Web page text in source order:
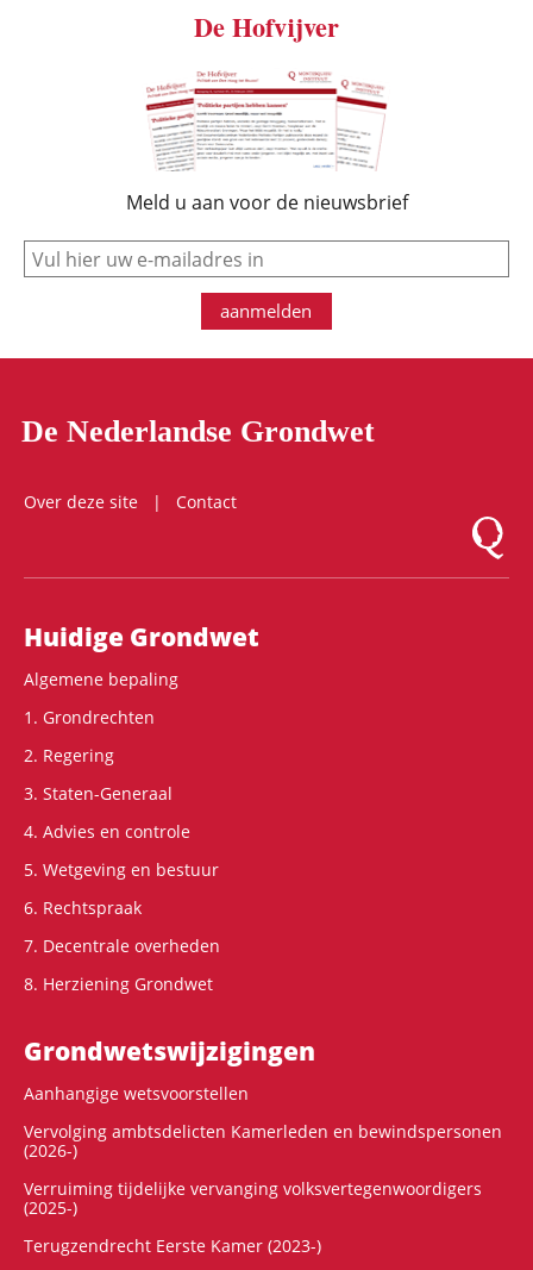
De Hofvijver
Meld u aan voor de nieuwsbrief
e-mail
aanmelden
De Nederlandse Grondwet
Over deze site
Contact
Logo
Hoofdnavigatie
Huidige Grondwet
Algemene bepaling
1. Grondrechten
2. Regering
3. Staten-Generaal
4. Advies en controle
5. Wetgeving en bestuur
6. Rechtspraak
7. Decentrale overheden
8. Herziening Grondwet
Grondwets­wijzigingen
Aanhangige wetsvoorstellen
Vervolging ambtsdelicten Kamerleden en bewindspersonen
(2026-)
Verruiming tijdelijke vervanging volksvertegenwoordigers
(2025-)
Terugzendrecht Eerste Kamer (2023-)